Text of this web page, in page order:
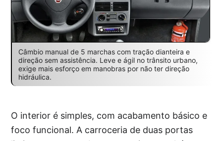
Câmbio manual de 5 marchas com tração dianteira e
direção sem assistência. Leve e ágil no trânsito urbano,
exige mais esforço em manobras por não ter direção
hidráulica.
O interior é simples, com acabamento básico e
foco funcional. A carroceria de duas portas